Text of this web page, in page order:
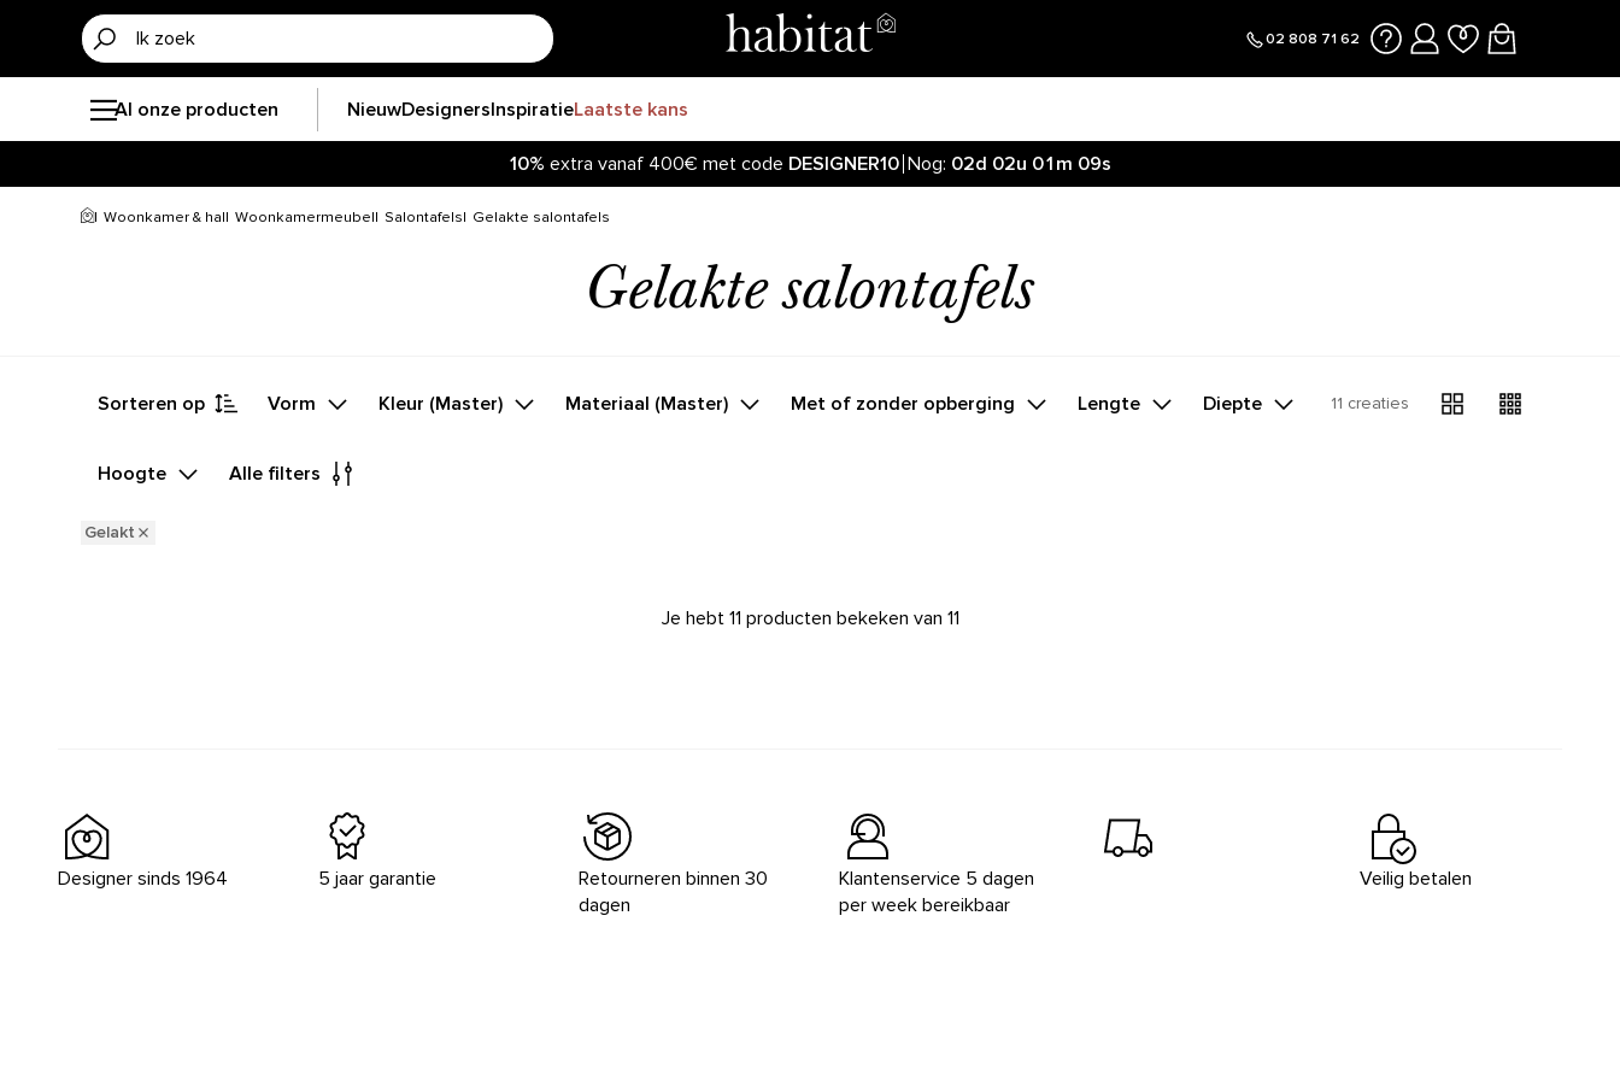
02 808 71 62
Al onze producten NieuwDesignersInspiratieLaatste kans
10% extra vanaf 400€ met code DESIGNER10 Nog: 02d 02u 01m 09s
Woonkamer & hal Woonkamermeubel Salontafels Gelakte salontafels
Gelakte salontafels
Sorteren op Vorm Kleur (Master) Materiaal (Master) Met of zonder opberging Lengte Diepte
Hoogte Alle filters
11 creaties
Gelakt
Je hebt 11 producten bekeken van 11
Designer sinds 1964 5 jaar garantie
Retourneren binnen 30
dagen
Klantenservice 5 dagen
per week bereikbaar
Veilig betalen